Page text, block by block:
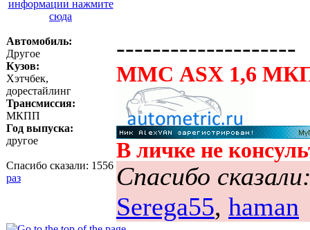
Автомобиль:
Другое
Кузов:
Хэтчбек,
дорестайлинг
Трансмиссия:
МКПП
Год выпуска:
другое
Спасибо сказали: 1556
раз
--------------------
ММС ASX 1,6
В личке не
Спасибо
Serega55, haman